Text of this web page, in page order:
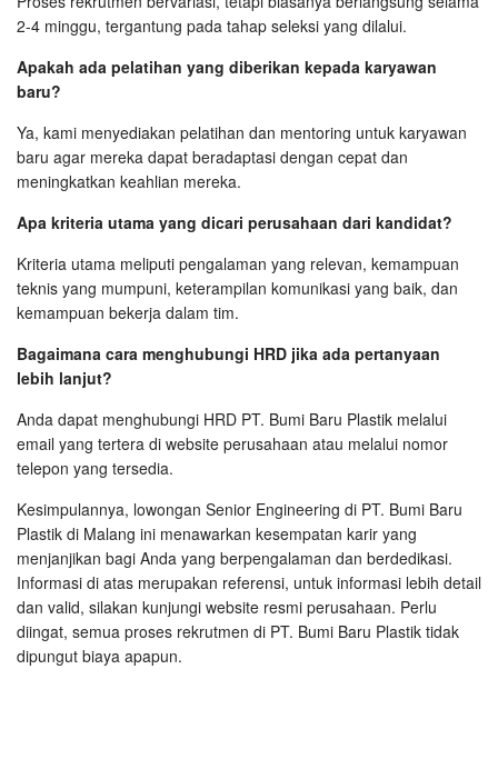
2-4 minggu, tergantung pada tahap seleksi yang dilalui.
Apakah ada pelatihan yang diberikan kepada karyawan
baru?
Ya, kami menyediakan pelatihan dan mentoring untuk karyawan
baru agar mereka dapat beradaptasi dengan cepat dan
meningkatkan keahlian mereka.
Apa kriteria utama yang dicari perusahaan dari kandidat?
Kriteria utama meliputi pengalaman yang relevan, kemampuan
teknis yang mumpuni, keterampilan komunikasi yang baik, dan
kemampuan bekerja dalam tim.
Bagaimana cara menghubungi HRD jika ada pertanyaan
lebih lanjut?
Anda dapat menghubungi HRD PT. Bumi Baru Plastik melalui
email yang tertera di website perusahaan atau melalui nomor
telepon yang tersedia.
Kesimpulannya, lowongan Senior Engineering di PT. Bumi Baru
Plastik di Malang ini menawarkan kesempatan karir yang
menjanjikan bagi Anda yang berpengalaman dan berdedikasi.
Informasi di atas merupakan referensi, untuk informasi lebih detail
dan valid, silakan kunjungi website resmi perusahaan. Perlu
diingat, semua proses rekrutmen di PT. Bumi Baru Plastik tidak
dipungut biaya apapun.